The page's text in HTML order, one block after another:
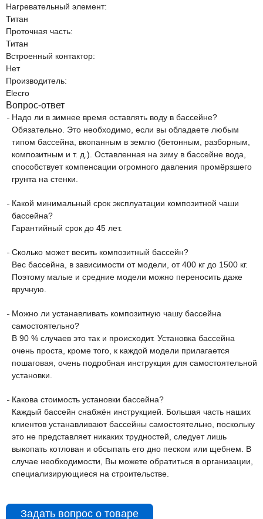
Нагревательный элемент:
Титан
Проточная часть:
Титан
Встроенный контактор:
Нет
Производитель:
Elecro
Вопрос-ответ
Надо ли в зимнее время оставлять воду в бассейне?
Обязательно. Это необходимо, если вы обладаете любым
типом бассейна, вкопанным в землю (бетонным, разборным,
композитным и т. д.). Оставленная на зиму в бассейне вода,
способствует компенсации огромного давления промёрзшего
грунта на стенки.
Какой минимальный срок эксплуатации композитной чаши
бассейна?
Гарантийный срок до 45 лет.
Сколько может весить композитный бассейн?
Вес бассейна, в зависимости от модели, от 400 кг до 1500 кг.
Поэтому малые и средние модели можно переносить даже
вручную.
Можно ли устанавливать композитную чашу бассейна
самостоятельно?
В 90 % случаев это так и происходит. Установка бассейна
очень проста, кроме того, к каждой модели прилагается
пошаговая, очень подробная инструкция для самостоятельной
установки.
Какова стоимость установки бассейна?
Каждый бассейн снабжён инструкцией. Большая часть наших
клиентов устанавливают бассейны самостоятельно, поскольку
это не представляет никаких трудностей, следует лишь
выкопать котлован и обсыпать его дно песком или щебнем. В
случае необходимости, Вы можете обратиться в организации,
специализирующиеся на строительстве.
Задать вопрос о товаре